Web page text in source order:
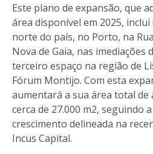
Este plano de expansão, que
área disponível em 2025,
norte do país, no Porto, na
Nova de Gaia, nas imediações
terceiro espaço na região de
Fórum Montijo. Com esta
aumentará a sua área total
cerca de 27.000 m2, seguindo
crescimento delineada na
Incus Capital.